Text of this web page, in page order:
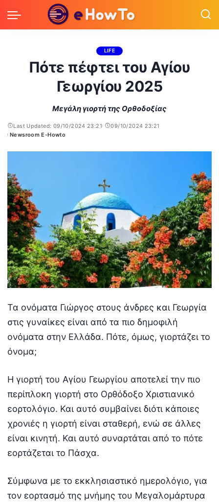
LIFE
Πότε πέφτει του Αγίου
Γεωργίου 2025
Μεγάλη γιορτή της Ορθοδοξίας
Last Updated: 09/10/2024 23:21
09/10/2024 23:21
Posted
Newsroom E-Howto
Τα ονόματα Γιώργος στους άνδρες και Γεωργία
στις γυναίκες είναι από τα πιο δημοφιλή
ονόματα στην Ελλάδα. Πότε, όμως, γιορτάζει το
όνομα;
Η γιορτή του Αγίου Γεωργίου αποτελεί την πιο
περίπλοκη γιορτή στο Ορθόδοξο Χριστιανικό
εορτολόγιο. Και αυτό συμβαίνει διότι κάποιες
χρονιές η γιορτή είναι σταθερή, ενώ σε άλλες
είναι κινητή. Και αυτό συναρτάται από το πότε
εορτάζεται το Πάσχα.
Σύμφωνα με το εκκλησιαστικό ημερολόγιο, για
τον εορτασμό της μνήμης του Μεγαλομάρτυρα